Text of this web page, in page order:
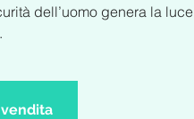
dell’uomo genera la luce